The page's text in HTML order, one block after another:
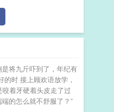
将九斤吓到了，年纪有
时 接上顾欢语放学，
着牙硬着头皮走了过
的怎么就不舒服了？”